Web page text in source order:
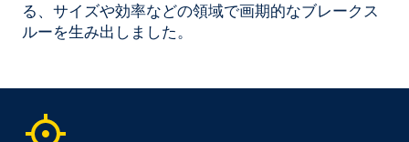
る、サイズや効率などの領域で画期的なブレークス
ルーを生み出しました。